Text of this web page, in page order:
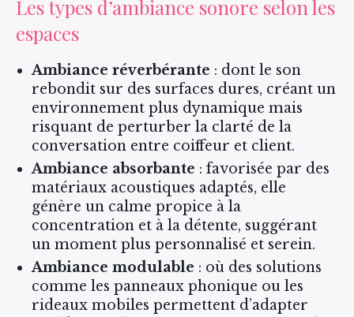
Les types d’ambiance sonore selon les
espaces
Ambiance réverbérante : dont le son
rebondit sur des surfaces dures, créant un
environnement plus dynamique mais
risquant de perturber la clarté de la
conversation entre coiffeur et client.
Ambiance absorbante : favorisée par des
matériaux acoustiques adaptés, elle
génère un calme propice à la
concentration et à la détente, suggérant
un moment plus personnalisé et serein.
Ambiance modulable : où des solutions
comme les panneaux phonique ou les
rideaux mobiles permettent d’adapter